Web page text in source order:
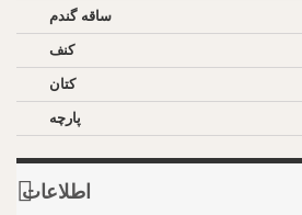
ساقه گندم
کنف
کتان
پارچه
اطلاعات